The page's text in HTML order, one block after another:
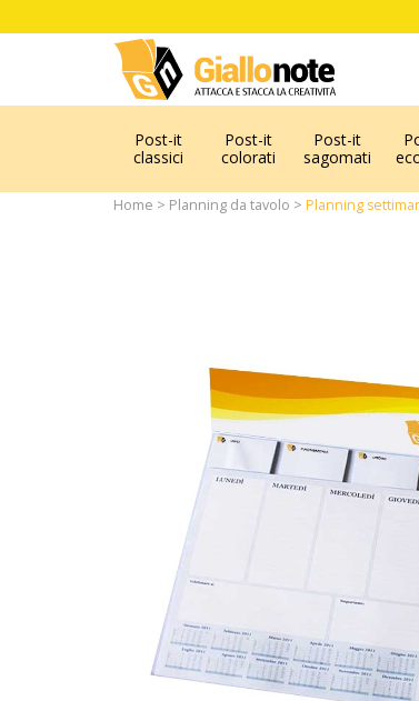
Post-it
classici
Post-it
colorati
Post-it
sagomati
Home Planning da tavolo Planning